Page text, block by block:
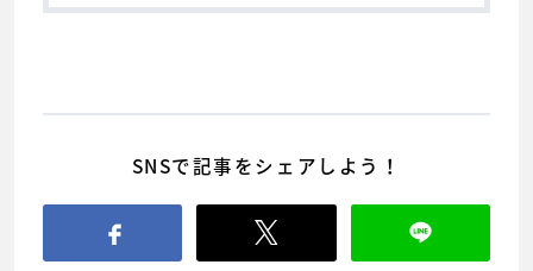
SNSで記事をシェアしよう！